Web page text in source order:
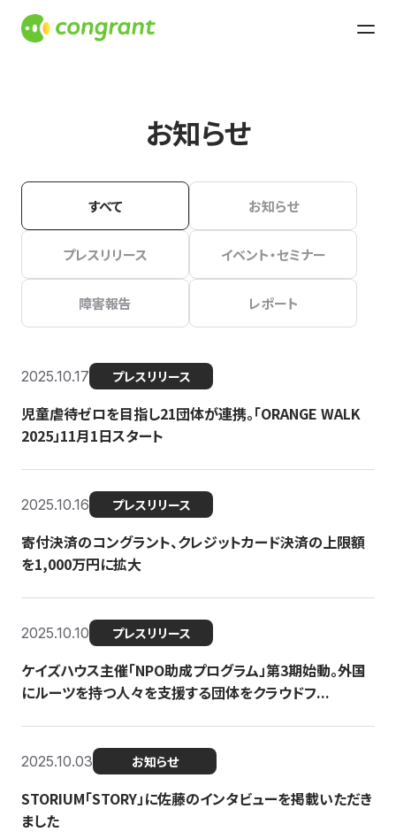
お知らせ
すべて お知らせ
プレスリリース イベント・セミナー
障害報告 レポート
2025.10.17 プレスリリース
児童虐待ゼロを目指し21団体が連携。「ORANGE WALK
2025」11月1日スタート
2025.10.16 プレスリリース
寄付決済のコングラント、クレジットカード決済の上限額
を1,000万円に拡大
2025.10.10 プレスリリース
ケイズハウス主催「NPO助成プログラム」第3期始動。外国
にルーツを持つ人々を支援する団体をクラウドフ...
2025.10.03 お知らせ
STORIUM「STORY」に佐藤のインタビューを掲載いただき
ました